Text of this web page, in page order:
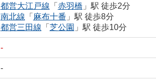
都営大江戸線 「 赤羽橋 」駅 徒歩2分
南北線 「 麻布十番 」駅 徒歩8分
都営三田線 「 芝公園 」駅 徒歩10分
-
-